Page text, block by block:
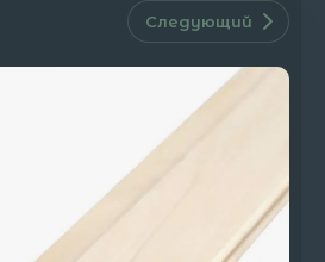
Следующий